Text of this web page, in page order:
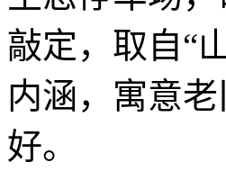
敲定，取自“
内涵，寓意
好。